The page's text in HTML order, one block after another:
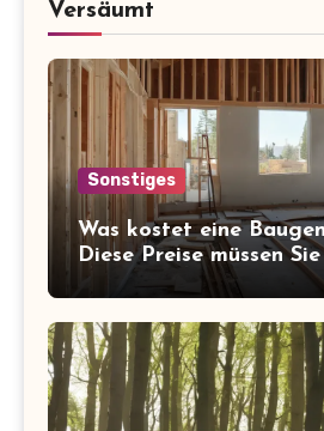
Versäumt
Sonstiges
Was kostet eine
Diese Preise müssen